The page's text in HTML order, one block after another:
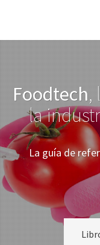
Foodtech,
la
La guía de